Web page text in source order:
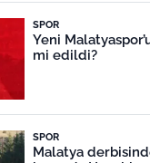
SPOR
Yeni
mi edildi?
SPOR
Malatya